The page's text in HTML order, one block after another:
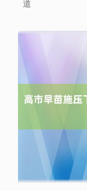
道
深证成指